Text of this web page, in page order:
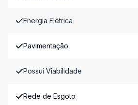
Energia Elétrica
Pavimentação
Possui Viabilidade
Rede de Esgoto